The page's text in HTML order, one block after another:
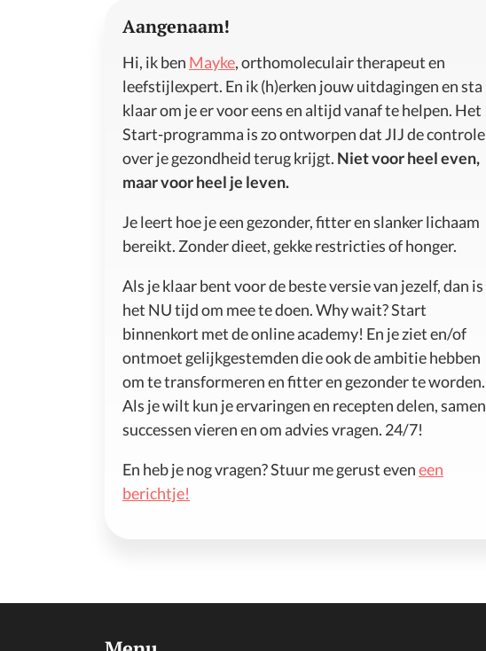
Aangenaam!
Hi, ik ben Mayke, orthomoleculair therapeut en
leefstijlexpert. En ik (h)erken jouw uitdagingen en sta
klaar om je er voor eens en altijd vanaf te helpen. Het
Start-programma is zo ontworpen dat JIJ de controle
over je gezondheid terug krijgt. Niet voor heel even,
maar voor heel je leven.
Je leert hoe je een gezonder, fitter en slanker lichaam
bereikt. Zonder dieet, gekke restricties of honger.
Als je klaar bent voor de beste versie van jezelf, dan is
het NU tijd om mee te doen. Why wait? Start
binnenkort met de online academy! En je ziet en/of
ontmoet gelijkgestemden die ook de ambitie hebben
om te transformeren en fitter en gezonder te worden.
Als je wilt kun je ervaringen en recepten delen, samen
successen vieren en om advies vragen. 24/7!
En heb je nog vragen? Stuur me gerust eveneen
berichtje!